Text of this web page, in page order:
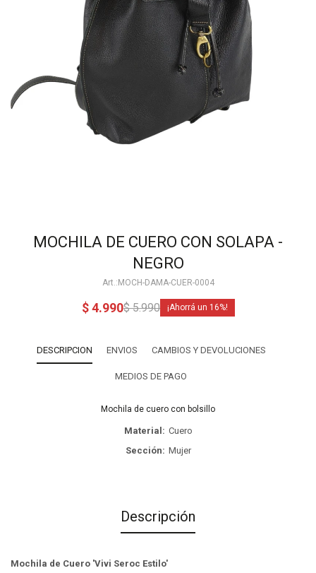
MOCHILA DE CUERO CON SOLAPA -
NEGRO
MOCH-DAMA-CUER-0004
$ 4.990$ 5.990 16
DESCRIPCION ENVIOS CAMBIOS Y DEVOLUCIONES
MEDIOS DE PAGO
Mochila de cuero con bolsillo
Material
Cuero
Sección
Mujer
Descripción
Mochila de Cuero 'Vivi Seroc Estilo'